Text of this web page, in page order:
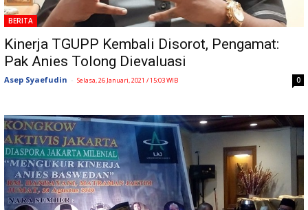
BERITA
Kinerja TGUPP Kembali Disorot, Pengamat:
Pak Anies Tolong Dievaluasi
Asep Syaefudin - Selasa, 26 Januari, 2021 / 15:03 WIB 0